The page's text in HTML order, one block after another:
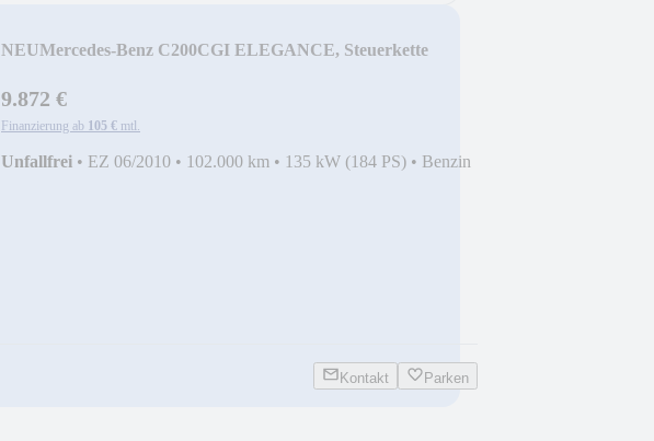
NEUMercedes-Benz C200CGI ELEGANCE, Steuerkette
9.872 €
Finanzierung ab 105 € mtl.
Unfallfrei • EZ 06/2010 • 102.000 km • 135 kW (184 PS) • Benzin
Kontakt Parken